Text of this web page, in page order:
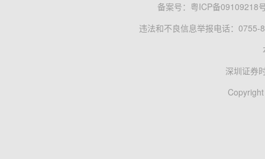
备案号： 粤ICP备09109218
违法和不良信息举报电话：0755-
深圳证券